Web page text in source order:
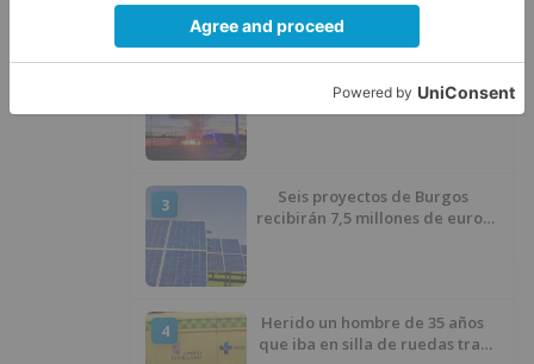
Un incendio intencionado
calcina el tobogán del parque
infantil del Barrio del Pilar de
3
Seis proyectos de Burgos
recibirán 7,5 millones de euros
4
Herido un hombre de 35 años
que iba en silla de ruedas tras